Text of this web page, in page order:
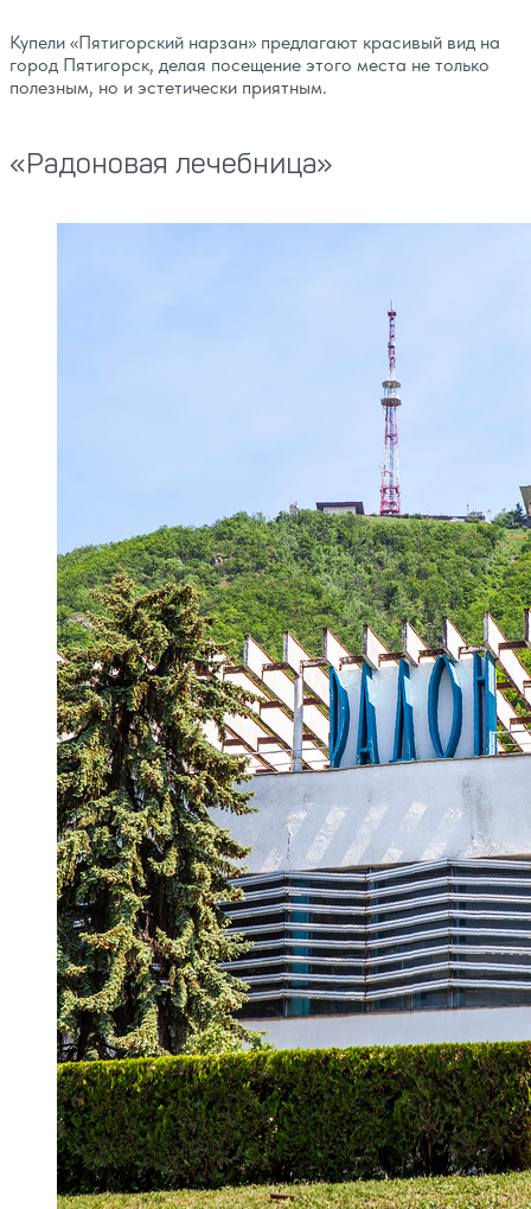
Купели «Пятигорский нарзан» предлагают красивый вид на
город Пятигорск, делая посещение этого места не только
полезным, но и эстетически приятным.
«Радоновая лечебница»